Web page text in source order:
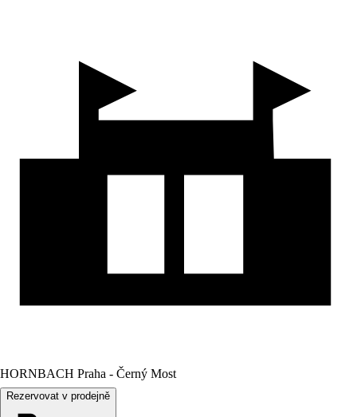
HORNBACH Praha - Černý Most
Rezervovat v prodejně